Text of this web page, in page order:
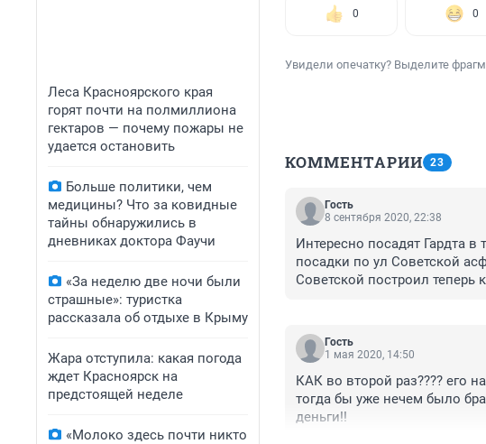
Леса Красноярского края
горят почти на полмиллиона
гектаров — почему пожары не
удается остановить
Больше политики, чем
медицины? Что за ковидные
тайны обнаружились в
дневниках доктора Фаучи
«За неделю две ночи были
страшные»: туристка
рассказала об отдыхе в Крыму
Жара отступила: какая погода
ждет Красноярск на
предстоящей неделе
«Молоко здесь почти никто
0 0
Увидели опечатку? Выделите
КОММЕНТАРИИ 23
Гость
8 сентября 2020, 22:38
Интересно посадят Гардта
посадки по ул Советской
Советской построил теперь
Гость
1 мая 2020, 14:50
КАК во второй раз???? его
тогда бы уже нечем было
деньги!!